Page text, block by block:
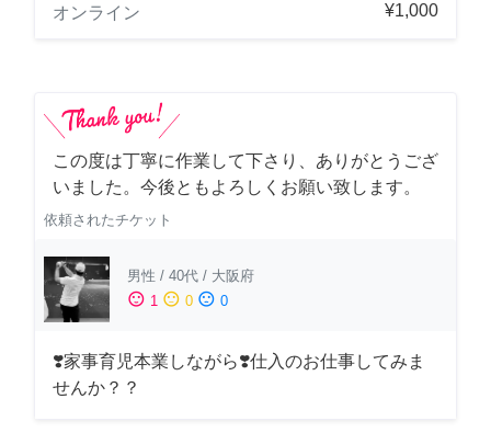
オンライン
¥1,000
この度は丁寧に作業して下さり、ありがとうござ
いました。今後ともよろしくお願い致します。
依頼されたチケット
男性 / 40代 / 大阪府
sentiment_satisfied 1 sentiment_neutral 0 sentiment_dissatisfied 0
❣️家事育児本業しながら❣️仕入のお仕事してみま
せんか？？